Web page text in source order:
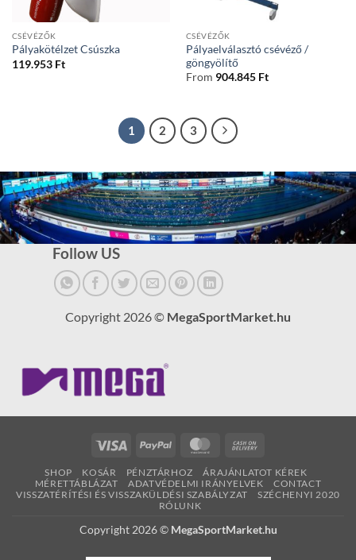
CSÉVÉZŐK
Pályakötélzet Csúszka
119.953 Ft
CSÉVÉZŐK
Pályaelválasztó csévéző /
göngyölítő
From 904.845 Ft
1 2 3
Follow US
Copyright 2026 © MegaSportMarket.hu
Visa PayPal MasterCard
Delivery
SHOP KOSÁR PÉNZTÁRHOZ
ÁRAJÁNLATOT KÉREK
MÉRETTÁBLÁZAT
ADATVÉDELMI IRÁNYELVEK
CONTACT
VISSZATÉRÍTÉSI ÉS VISSZAKÜLDÉSI SZABÁLYZAT
SZÉCHENYI 2020
RÓLUNK
Copyright 2026 © MegaSportMarket.hu